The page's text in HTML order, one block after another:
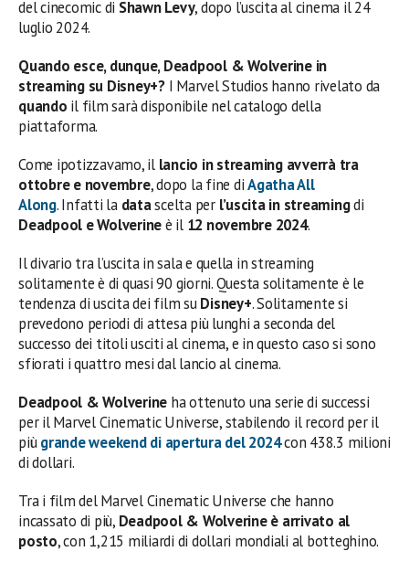
del cinecomic di Shawn Levy, dopo l’uscita al cinema il 24
luglio 2024.
Quando esce, dunque,Deadpool & Wolverinein
streaming su Disney+?I Marvel Studios hanno rivelato da
quando il film sarà disponibile nel catalogo della
piattaforma.
Come ipotizzavamo, il lancio in streaming avverrà tra
ottobre e novembre, dopo la fine diAgatha All
Along. Infatti la datascelta per l’uscita in streamingdi
Deadpool e Wolverineè il 12 novembre 2024.
Il divario tra l’uscita in sala e quella in streaming
solitamente è di quasi 90 giorni. Questa solitamente è le
tendenza di uscita dei film suDisney+. Solitamente si
prevedono periodi di attesa più lunghi a seconda del
successo dei titoli usciti al cinema, e in questo caso si sono
sfiorati i quattro mesi dal lancio al cinema.
Deadpool & Wolverine ha ottenuto una serie di successi
per il Marvel Cinematic Universe, stabilendo il record per il
piùgrande weekend di apertura del 2024con 438.3 milioni
di dollari.
Tra i film del Marvel Cinematic Universe che hanno
incassato di più, Deadpool & Wolverine è arrivato al
posto, con 1,215 miliardi di dollari mondiali al botteghino.